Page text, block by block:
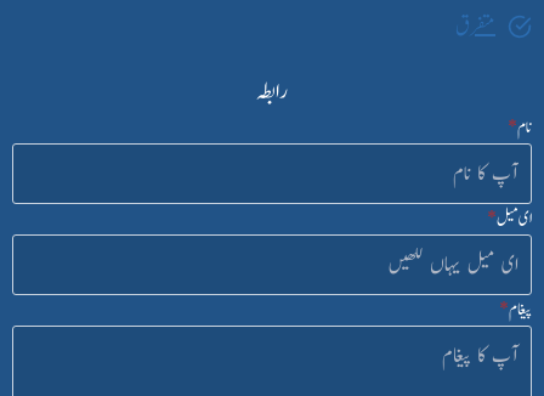
متفرق
رابطہ
نام*
ای میل*
پیغام*